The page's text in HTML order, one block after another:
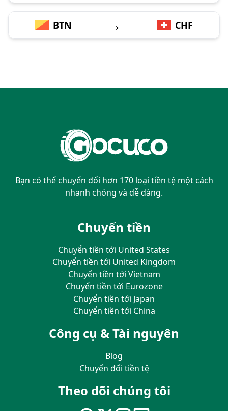
BTN → CHF
Bạn có thể chuyển đổi hơn 170 loại tiền tệ một cách
nhanh chóng và dễ dàng.
Chuyển tiền
Chuyển tiền tới United States
Chuyển tiền tới United Kingdom
Chuyển tiền tới Vietnam
Chuyển tiền tới Eurozone
Chuyển tiền tới Japan
Chuyển tiền tới China
Công cụ & Tài nguyên
Blog
Chuyển đổi tiền tệ
Theo dõi chúng tôi